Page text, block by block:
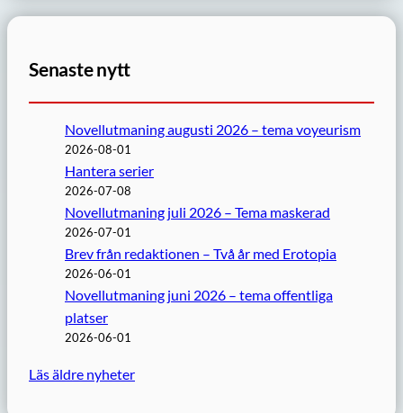
Senaste nytt
Novellutmaning augusti 2026 – tema voyeurism
2026-08-01
Hantera serier
2026-07-08
Novellutmaning juli 2026 – Tema maskerad
2026-07-01
Brev från redaktionen – Två år med Erotopia
2026-06-01
Novellutmaning juni 2026 – tema offentliga
platser
2026-06-01
Läs äldre nyheter